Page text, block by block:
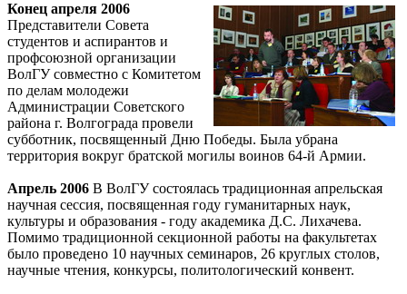
Конец апреля 2006
Представители Совета
студентов и аспирантов и
профсоюзной организации
ВолГУ совместно с Комитетом
по делам молодежи
Администрации Советского
района г. Волгограда провели
субботник, посвященный Дню Победы. Была убрана
территория вокруг братской могилы воинов 64-й Армии.
Апрель 2006 В ВолГУ состоялась традиционная апрельская
научная сессия, посвященная году гуманитарных наук,
культуры и образования - году академика Д.С. Лихачева.
Помимо традиционной секционной работы на факультетах
было проведено 10 научных семинаров, 26 круглых столов,
научные чтения, конкурсы, политологический конвент.